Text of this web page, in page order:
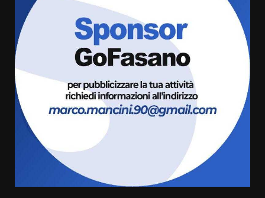
Fasanese ferito a colpi di arma
da fuoco
6 Agosto 2026 18:13
7
Carta d’identità: continua il piano
di aperture straordinarie del
Comune di Fasano
6 Agosto 2026 14:16
La Banda Città di Fasano apre
ufficialmente la Festa di
Savelletri